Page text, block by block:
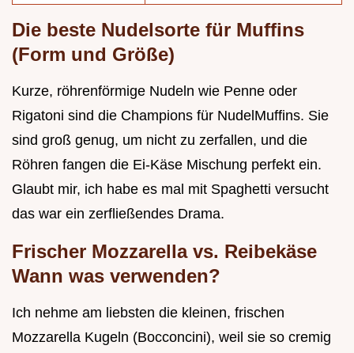
Die beste Nudelsorte für Muffins
(Form und Größe)
Kurze, röhrenförmige Nudeln wie Penne oder
Rigatoni sind die Champions für NudelMuffins. Sie
sind groß genug, um nicht zu zerfallen, und die
Röhren fangen die Ei-Käse Mischung perfekt ein.
Glaubt mir, ich habe es mal mit Spaghetti versucht
das war ein zerfließendes Drama.
Frischer Mozzarella vs. Reibekäse
Wann was verwenden?
Ich nehme am liebsten die kleinen, frischen
Mozzarella Kugeln (Bocconcini), weil sie so cremig